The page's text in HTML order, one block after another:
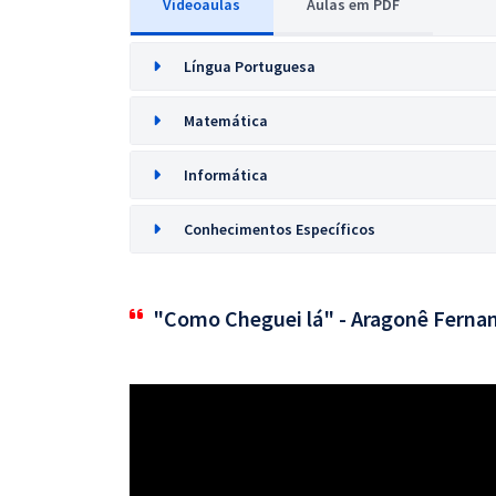
Videoaulas Aulas em PDF
Língua Portuguesa
Matemática
Informática
Conhecimentos Específicos
"Como Cheguei lá" - Aragonê